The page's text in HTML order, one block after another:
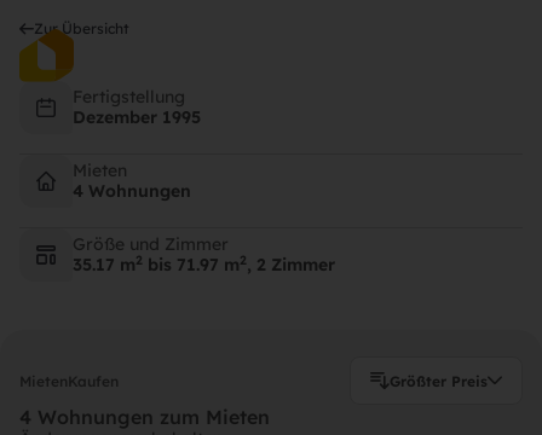
Zur Übersicht
Fertigstellung
Dezember 1995
Mieten
4 Wohnungen
Größe und Zimmer
35.17 m2 bis 71.97 m2, 2 Zimmer
4 Wohnungen zum Mieten
Mieten Kaufen Größter Preis